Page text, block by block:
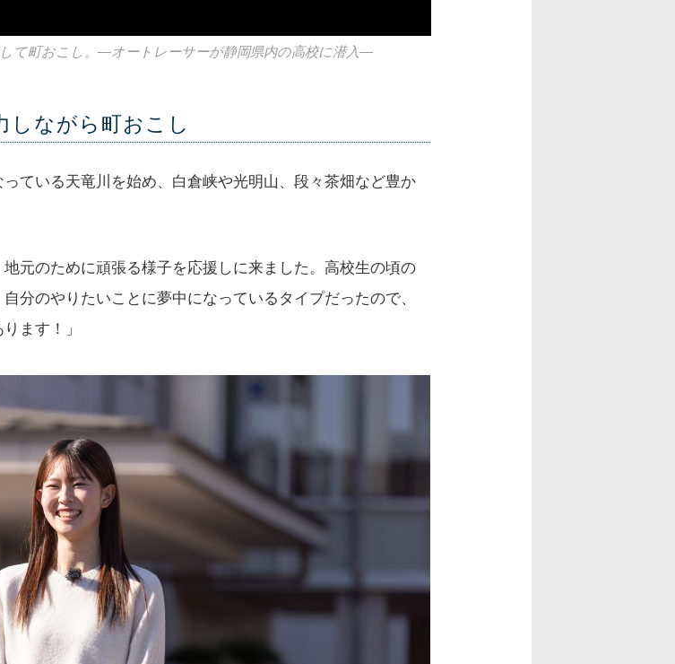
して町おこし。―オートレーサーが静岡県内の高校に潜入―
しながら町おこし
ている天竜川を始め、白倉峡や光明山、段々茶畑など豊か
元のために頑張る様子を応援しに来ました。高校生の頃の
分のやりたいことに夢中になっているタイプだったので、
ます！」